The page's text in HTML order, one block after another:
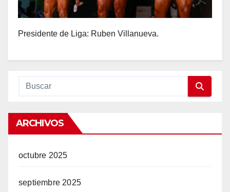
Presidente de Liga: Ruben Villanueva.
ARCHIVOS
octubre 2025
septiembre 2025